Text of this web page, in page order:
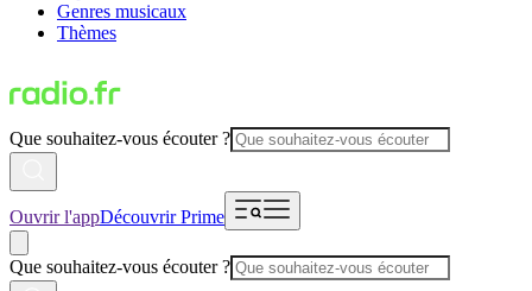
Genres musicaux
Thèmes
Que souhaitez-vous écouter ?
Ouvrir l'appDécouvrir Prime
Que souhaitez-vous écouter ?